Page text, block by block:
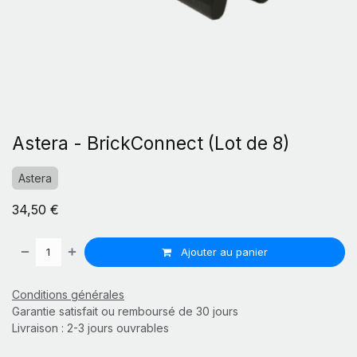
Astera - BrickConnect (Lot de 8)
Astera
34,50 €
Ajouter au panier
Conditions générales
Garantie satisfait ou remboursé de 30 jours
Livraison : 2-3 jours ouvrables